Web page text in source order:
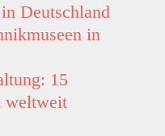
Deutschland
in
15
weltweit